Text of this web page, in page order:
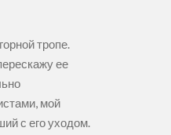
тропе.
ее
мой
с его уходом.